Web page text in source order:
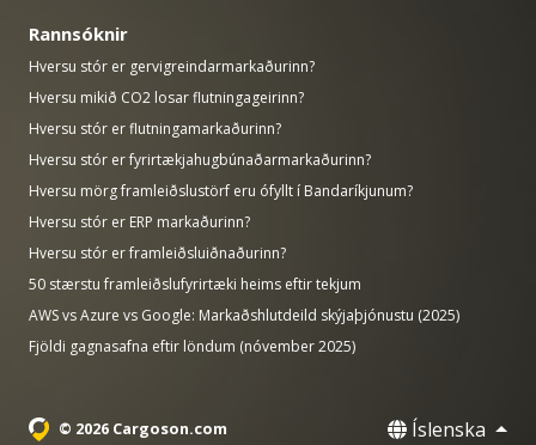
Rannsóknir
Hversu stór er gervigreindarmarkaðurinn?
Hversu mikið CO2 losar flutningageirinn?
Hversu stór er flutningamarkaðurinn?
Hversu stór er fyrirtækjahugbúnaðarmarkaðurinn?
Hversu mörg framleiðslustörf eru ófyllt í Bandaríkjunum?
Hversu stór er ERP markaðurinn?
Hversu stór er framleiðsluiðnaðurinn?
50 stærstu framleiðslufyrirtæki heims eftir tekjum
AWS vs Azure vs Google: Markaðshlutdeild skýjaþjónustu (2025)
Fjöldi gagnasafna eftir löndum (nóvember 2025)
© 2026 Cargoson.com Íslenska